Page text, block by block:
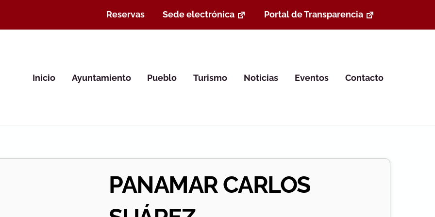
Reservas Sede electrónica Portal de Transparencia
Inicio Ayuntamiento Pueblo Turismo Noticias Eventos Contacto
PANAMAR CARLOS